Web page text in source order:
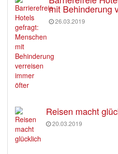
mit Behinderung
26.03.2019
Reisen macht
20.03.2019